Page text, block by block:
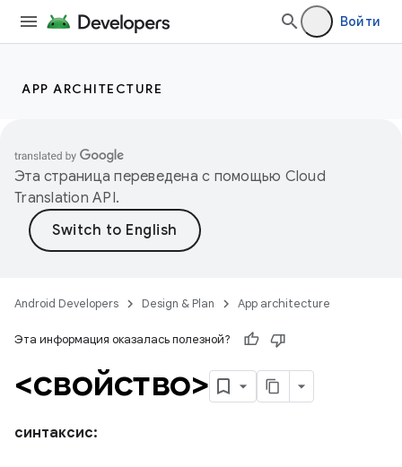
Войти
APP ARCHITECTURE
Эта страница переведена с помощью Cloud
Translation API.
Android Developers Design & Plan App architecture
Эта информация оказалась полезной?
<свойство>
синтаксис: